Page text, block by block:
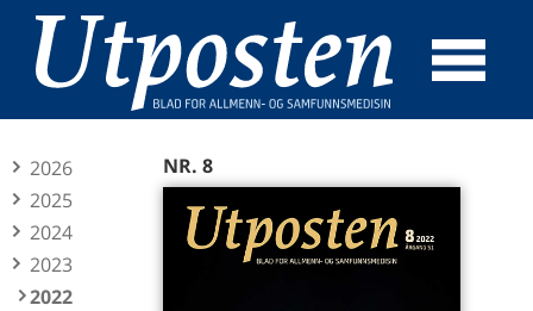
☰
2026
2025
2024
2023
2022
NR. 8